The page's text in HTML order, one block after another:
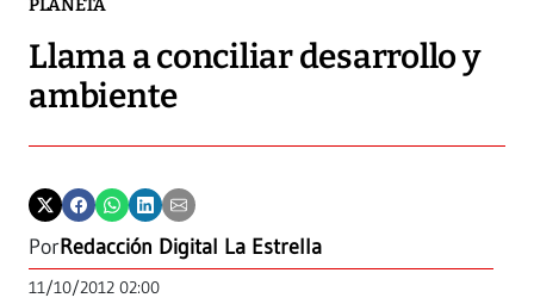
PLANETA
Llama a conciliar desarrollo y
ambiente
PorRedacción Digital La Estrella
11/10/2012 02:00